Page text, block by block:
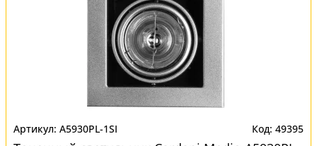
A5930PL-1SI 49395